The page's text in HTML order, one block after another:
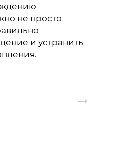
не просто
и устранить